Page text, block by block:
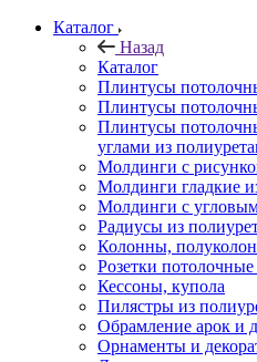
Каталог
Назад
Каталог
Плинтусы
Плинтусы
Плинтусы
углами из
Молдинги c
Молдинги гладкие
Молдинги с
Радиусы из
Колонны,
Розетки
Кессоны, купола
Пилястры из
Обрамление арок и
Орнаменты и